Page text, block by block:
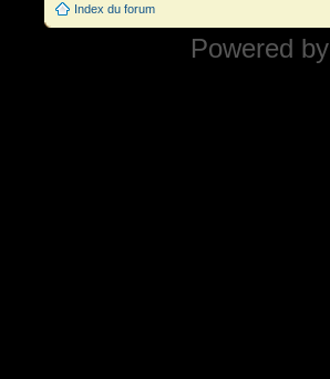
Index du forum
Powered by